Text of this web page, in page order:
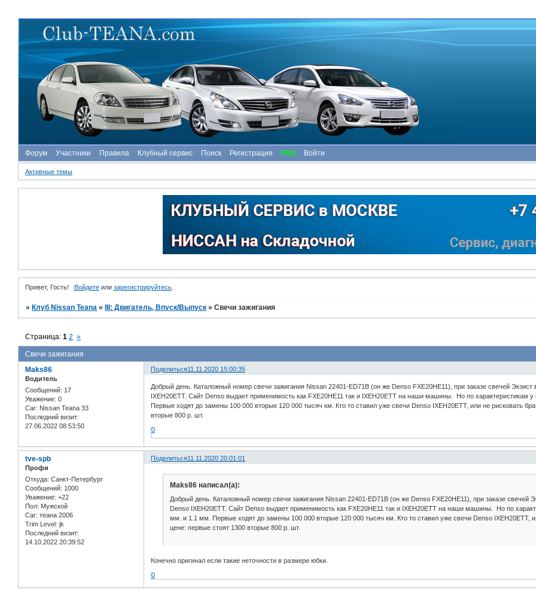
Форум Участники Правила Клубный сервис Поиск Регистрация FAQ Войти
Активные темы
Привет, Гость! Войдитеили зарегистрируйтесь.
» Клуб Nissan Teana » III: Двигатель, Впуск/Выпуск »Свечи зажигания
Свечи зажигания
Страница:1 2 »
Поделиться11.11.2020 15:00:35
Maks86
Водитель
Сообщений: 17
Уважение: 0
Car: Nissan Teana 33
Последний визит:
27.06.2022 08:53:50
Добрый день. Каталожный номер свечи зажигания Nissan 22401-ED71B (он же Denso FXE20HE11), при заказе свечей
IXEH20ETT. Сайт Denso выдает применимость как FXE20HE11 так и IXEH20ETT на наши машины. Но по
Первые ходят до замены 100 000 вторые 120 000 тысяч км. Кто то ставил уже свечи Denso IXEH20ETT, или не рисковать
вторые 800 р. шт.
0
Поделиться11.11.2020 20:01:01
tve-spb
Профи
Откуда: Санкт-Петербург
Сообщений: 1000
Уважение: +22
Пол: Мужской
Car: теана 2006
Trim Level: jk
Последний визит:
14.10.2022 20:39:52
Maks86 написал(а):
Добрый день. Каталожный номер свечи зажигания Nissan 22401-ED71B (он же Denso FXE20HE11), при заказе свечей
Denso IXEH20ETT. Сайт Denso выдает применимость как FXE20HE11 так и IXEH20ETT на наши машины. Но по
мм. и 1.1 мм. Первые ходят до замены 100 000 вторые 120 000 тысяч км. Кто то ставил уже свечи Denso IXEH20ETT,
цене: первые стоят 1300 вторые 800 р. шт.
Конечно оригинал если такие неточности в размере юбки.
0